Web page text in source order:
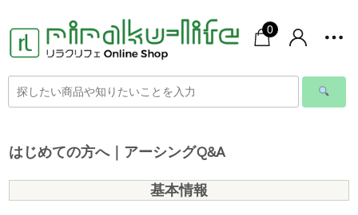
0
はじめての方へ｜アーシングQ&A
基本情報